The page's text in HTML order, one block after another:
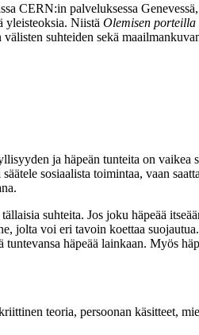
CERN:in palveluksessa
yleisteoksia. Niistä Olemisen porteilla
suhteiden sekä
ja häpeän tunteita on vaikea
sosiaalista toimintaa, vaan
suhteita. Jos joku häpeää
jolta voi eri tavoin koettaa
häpeää lainkaan. Myös
teoria, persoonan käsitteet,